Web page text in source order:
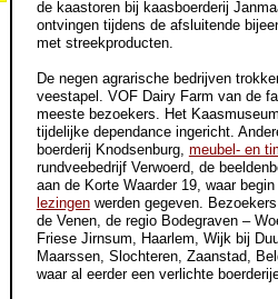
de kaastoren bij kaasboerderij
ontvingen tijdens de afsluitende
met streekproducten.
De negen agrarische bedrijven
veestapel. VOF Dairy Farm van de
meeste bezoekers. Het
tijdelijke dependance ingericht.
boerderij Knodsenburg, meubel- en
rundveebedrijf Verwoerd, de
aan de Korte Waarder 19, waar
lezingenwerden gegeven.
de Venen, de regio Bodegraven –
Friese Jirnsum, Haarlem, Wijk bij
Maarssen, Slochteren, Zaanstad,
waar al eerder een verlichte